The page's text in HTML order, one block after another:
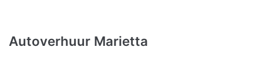
Autoverhuur Marietta